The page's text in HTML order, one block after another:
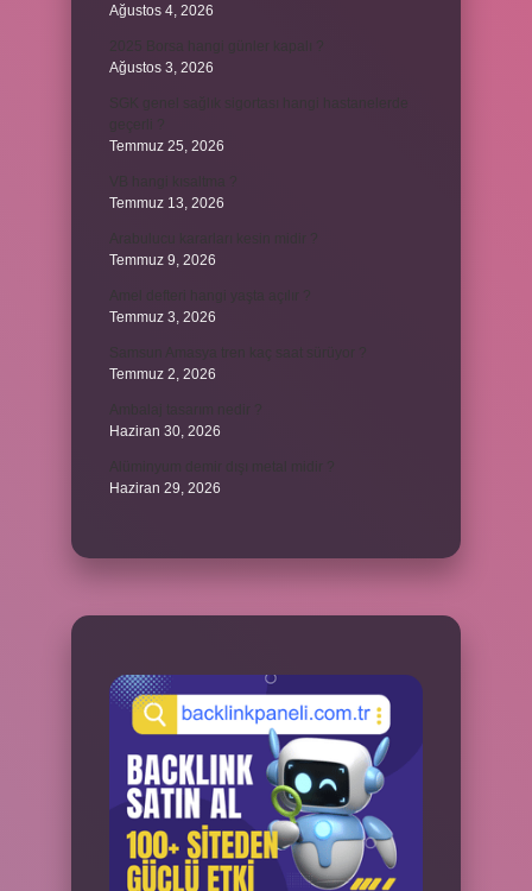
Ağustos 4, 2026
Ağustos 3, 2026
Temmuz 25, 2026
Temmuz 13, 2026
Temmuz 9, 2026
Temmuz 3, 2026
Temmuz 2, 2026
Haziran 30, 2026
Haziran 29, 2026